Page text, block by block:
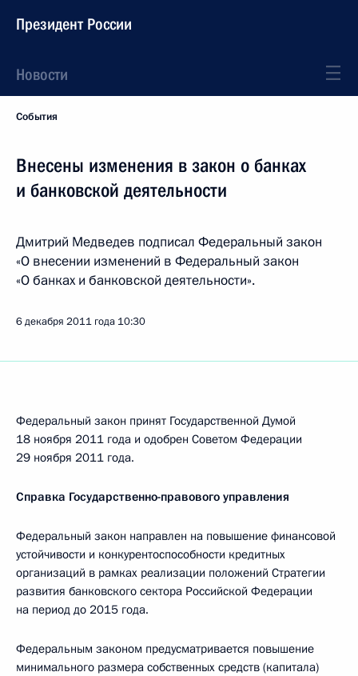
Президент России
Новости
События
Внесены изменения в закон о банках
и банковской деятельности
Дмитрий Медведев подписал Федеральный закон
«О внесении изменений в Федеральный закон
«О банках и банковской деятельности».
6 декабря 2011 года 10:30
Федеральный закон принят Государственной Думой
18 ноября 2011 года и одобрен Советом Федерации
29 ноября 2011 года.
Справка Государственно-правового управления
Федеральный закон направлен на повышение финансовой
устойчивости и конкурентоспособности кредитных
организаций в рамках реализации положений Стратегии
развития банковского сектора Российской Федерации
на период до 2015 года.
Федеральным законом предусматривается повышение
минимального размера собственных средств (капитала)